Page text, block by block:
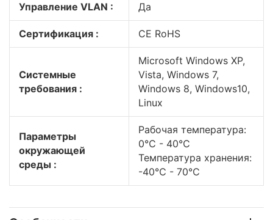
Управление VLAN : Да
Сертификация : CE RoHS
Системные
требования :
Microsoft Windows XP,
Vista, Windows 7,
Windows 8, Windows10,
Linux
Параметры
окружающей
среды :
Рабочая температура:
0℃ - 40℃
Температура хранения:
-40℃ - 70℃